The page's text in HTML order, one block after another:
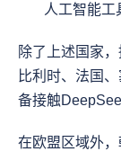
人工智能工
除了上述国家
比利时、法国
备接触
在欧盟区域外，